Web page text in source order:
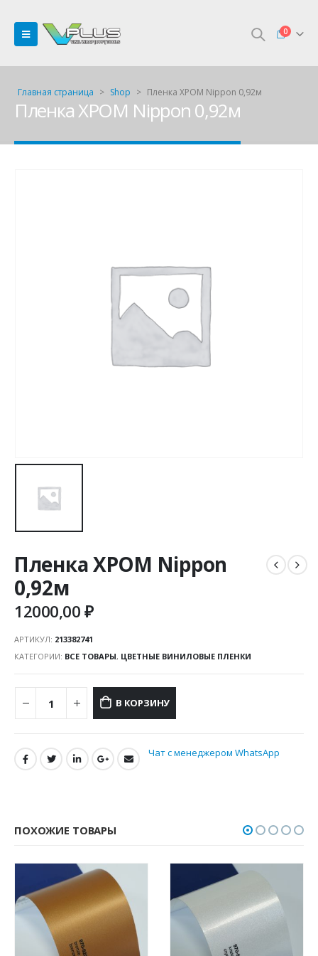
0
Главная страница > Shop > Пленка ХРОМ Nippon 0,92м
Пленка ХРОМ Nippon 0,92м
Пленка ХРОМ Nippon
0,92м
12000,00₽
АРТИКУЛ: 213382741
КАТЕГОРИИ: ВСЕ ТОВАРЫ, ЦВЕТНЫЕ ВИНИЛОВЫЕ ПЛЕНКИ
В КОРЗИНУ
Чат с менеджером WhatsApp
ПОХОЖИЕ ТОВАРЫ